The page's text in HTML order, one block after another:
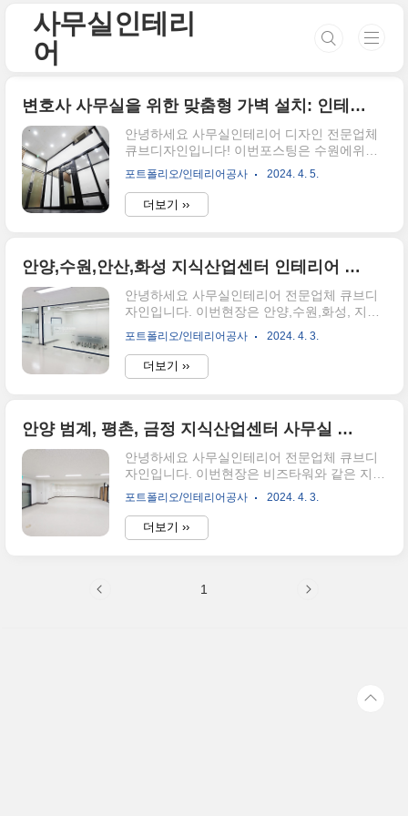
사무실인테리
어
변호사 사무실을 위한 맞춤형 가벽 설치: 인테리어 디자인 전문가의 조언
안녕하세요 사무실인테리어 디자인 전문업체
큐브디자인입니다! 이번포스팅은 수원에위치
한 지식산업센터 상가동 변호사사무실 인테리
어를 진행한 현장을 소개해 드리겠습니다. 수
원,영통,광교 등 법원 변호사사무실은 우스와
스톤처럼 짙은색의마감대를이용하여 고객분들
석고가벽을 세울 벽틀을새워 준비해줍니다. 간
한 외부간판대신 아트월을 활용하고 할로겐램
프를 이용하여 더욱 밝게 상호를 노출시켜줍니
다. 호실을 2개로 나누는 구조였고 좁은사무실
드렸습니다. 에어컨이전비용이 많이나와 벽을
내림시공하여 냉난방을 원활히 할 수 있도록
포트폴리오/인테리어공사 2024. 4. 5.
더보기 ››
안양,수원,안산,화성 지식산업센터 인테리어 아트월,유리파티션을 활용한 사무실인테리어
안녕하세요 사무실인테리어 전문업체 큐브디
자인입니다. 이번현장은 안양,수원,화성, 지식
산업센터에위치한 사무실에 인테리어필름과
도배 목공 도배 등 다양한 공정이 들어간 현장
을 소개해드리겠습니다. 외부와 내부 아트월입
니다.같은 톤의 필름을 사용하여 일체감을주고
끔하게 마무리하였습니다. 포인트 필름은 회사
한 밝은분위기를 유지할수있도록 디자인하였
습니다. 유리안쪽에는 임원실과 회의실로구성
하고 회의실에는 컬러유리를 활용해 칠판으로
다 용인 안산 안양 수원 화성 동탄 등 지식산업
센터는 소방법이 까다로워 방염필름 및 소방공
포트폴리오/인테리어공사 2024. 4. 3.
더보기 ››
안양 범계, 평촌, 금정 지식산업센터 사무실 인테리어 공사의 모든 것
안녕하세요 사무실인테리어 전문업체 큐브디
자인입니다. 이번현장은 비즈타워와 같은 지식
산업센터 인테리어를 했던 40평대 사무실인테
리어 현장을 소개해드리겠습니다. 인테리어 컨
셉은 우드엔 화이트로 아트월은 심플하지만 모
서리 라운드처리로 포인트를 주었습니다. 공사
터의 소방 감지기 추가비용은 최소 100만원부
세면대를 설치하여 손을씻을수있는 탕비구간
포트폴리오/인테리어공사 2024. 4. 3.
더보기 ››
1